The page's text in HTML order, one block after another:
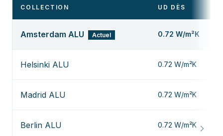
COLLECTION UD DÈS
Amsterdam ALU Actuel 0.72 W/m²K
Helsinki ALU 0.72 W/m²K
Madrid ALU 0.72 W/m²K
Berlin ALU 0.72 W/m²K